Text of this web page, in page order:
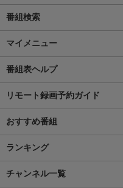
番組検索
マイメニュー
番組表ヘルプ
リモート録画予約ガイド
おすすめ番組
ランキング
チャンネル一覧